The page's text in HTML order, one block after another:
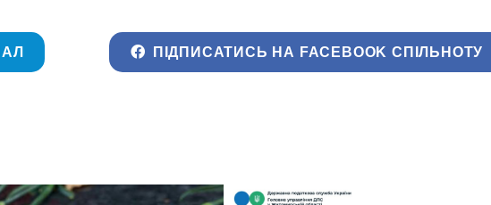
ПІДПИСАТИСЬ НА FACEBOOK СПІЛЬНОТУ